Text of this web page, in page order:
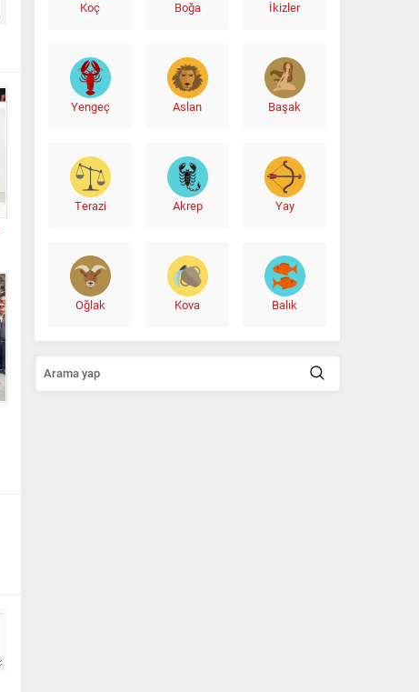
Koç Boğa İkizler
Yengeç Aslan Başak
Terazi Akrep Yay
Oğlak Kova Balık